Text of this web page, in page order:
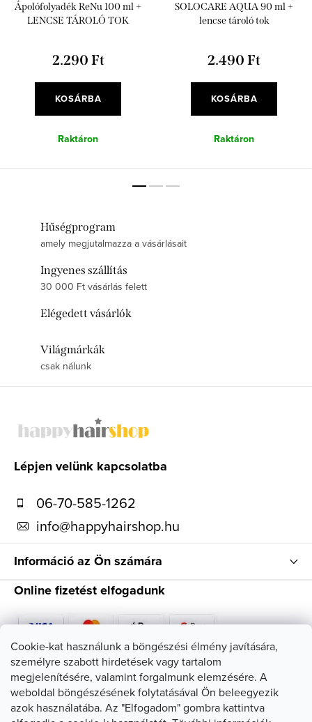
Cookie-kat használunk a böngészési élmény javítására,
személyre szabott hirdetések vagy tartalom
megjelenítésére, valamint forgalmunk elemzésére. A
weboldal böngészésének folytatásával Ön beleegyezik
azok használatába. Az "Elfogadom" gombra kattintva
Ápolófolyadék ReNu 100 ml +
LENCSE TÁROLÓ TOK
2.290 Ft
KOSÁRBA
Raktáron
SOLOCARE AQUA 90 ml +
lencse tároló tok
2.490 Ft
KOSÁRBA
Raktáron
Hűségprogram
amely megjutalmazza a vásárlásait
Ingyenes szállítás
30 000 Ft vásárlás felett
Elégedett vásárlók
Világmárkák
csak nálunk
Lépjen velünk kapcsolatba
06-70-585-1262
info@happyhairshop.hu
Információ az Ön számára
Online fizetést elfogadunk
Kövessen minket